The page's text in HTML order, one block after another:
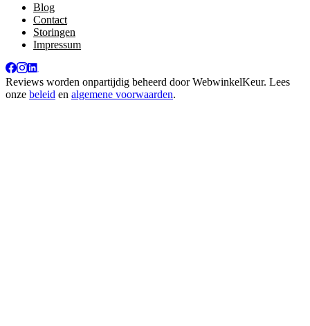
Blog
Contact
Storingen
Impressum
Reviews worden onpartijdig beheerd doorWebwinkelKeur. Lees
onze beleid en algemene voorwaarden.